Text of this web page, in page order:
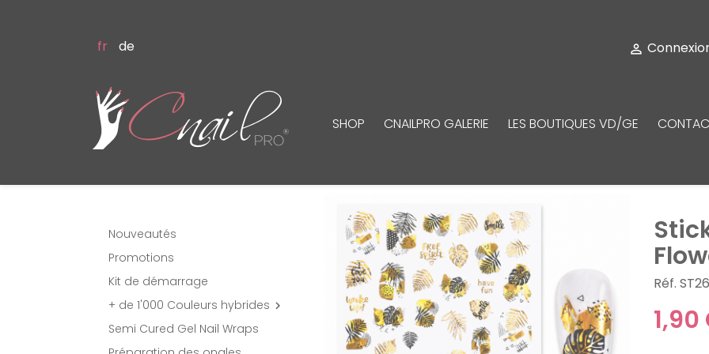
fr de 
SHOP CNAILPRO GALERIE LES BOUTIQUES VD/GE
Nouveautés
Promotions
Kit de démarrage
+ de 1'000 Couleurs hybrides 
Semi Cured Gel Nail Wraps
Réf.
1,90